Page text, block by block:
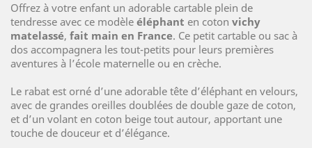
Offrez à votre enfant un adorable cartable plein de
tendresse avec ce modèle éléphant en coton vichy
matelassé, fait main en France. Ce petit cartable ou sac à
dos accompagnera les tout-petits pour leurs premières
aventures à l’école maternelle ou en crèche.
Le rabat est orné d’une adorable tête d’éléphant en velours,
avec de grandes oreilles doublées de double gaze de coton,
et d’un volant en coton beige tout autour, apportant une
touche de douceur et d’élégance.